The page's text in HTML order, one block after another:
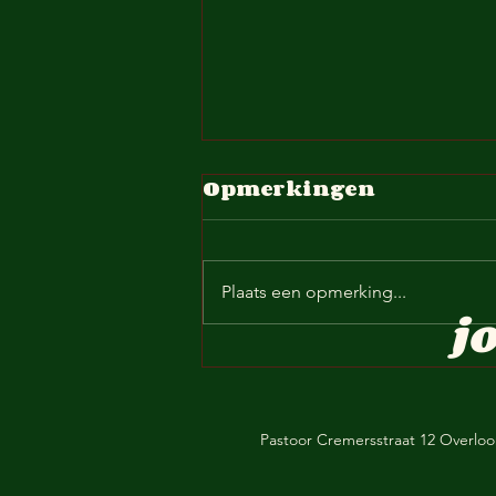
Reserviert Ray-
Sendung vo 30 juli
Opmerkingen
Plaats een opmerking...
Pastoor Cremersstraat 12